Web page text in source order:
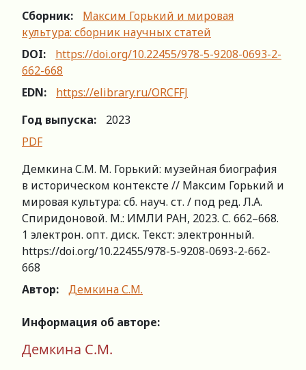
Сборник:
Максим Горький и мировая
культура: сборник научных статей
DOI:
https://doi.org/10.22455/978-5-9208-0693-2-
662-668
EDN:
https://elibrary.ru/ORCFFJ
Год выпуска:
2023
PDF
Демкина С.М. М. Горький: музейная биография
в историческом контексте // Максим Горький и
мировая культура: сб. науч. ст. / под ред. Л.А.
Спиридоновой. М.: ИМЛИ РАН, 2023. С. 662–668.
1 электрон. опт. диск. Текст: электронный.
https://doi.org/10.22455/978-5-9208-0693-2-662-
668
Автор:
Демкина С.М.
Информация об авторе:
Демкина С.М.